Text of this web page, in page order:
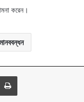
করেন।
মানববন্ধন
via Email Print